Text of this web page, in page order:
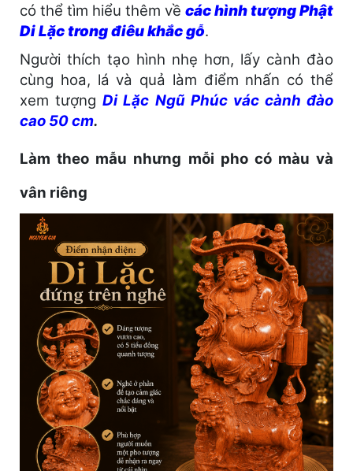
có thể tìm hiểu thêm về các hình tượng Phật
Di Lặc trong điêu khắc gỗ.
Người thích tạo hình nhẹ hơn, lấy cành đào
cùng hoa, lá và quả làm điểm nhấn có thể
xem tượngDi Lặc Ngũ Phúc vác cành đào
cao 50 cm.
Làm theo mẫu nhưng mỗi pho có màu và
vân riêng